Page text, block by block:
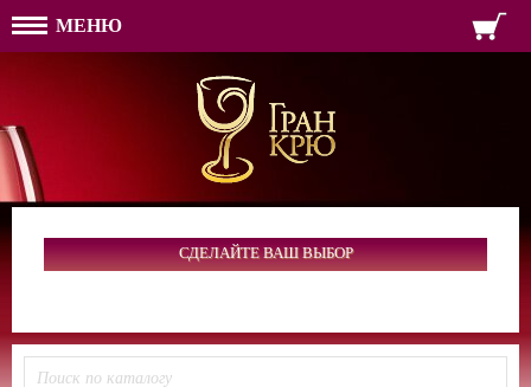
МЕНЮ
ПАРОЛЬ
ВОЙТИ
ФОРМА ОБРАТНОЙ
ТЕЛЕФОН:
ИМЯ
ПАРОЛЬ
РЕГИСТРАЦИЯ
СДЕЛАЙТЕ ВАШ ВЫБОР